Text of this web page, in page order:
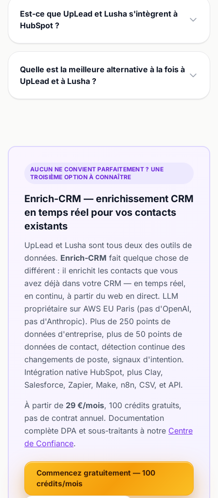
Est-ce que UpLead et Lusha s'intègrent à
HubSpot ?
Quelle est la meilleure alternative à la fois à
UpLead et à Lusha ?
AUCUN NE CONVIENT PARFAITEMENT ? UNE
TROISIÈME OPTION À CONNAÎTRE
Enrich-CRM — enrichissement CRM
en temps réel pour vos contacts
existants
UpLead et Lusha sont tous deux des outils de
données. Enrich-CRM fait quelque chose de
différent : il enrichit les contacts que vous
avez déjà dans votre CRM — en temps réel,
en continu, à partir du web en direct. LLM
propriétaire sur AWS EU Paris (pas d'OpenAI,
pas d'Anthropic). Plus de 250 points de
données d'entreprise, plus de 50 points de
données de contact, détection continue des
changements de poste, signaux d'intention.
Intégration native HubSpot, plus Clay,
Salesforce, Zapier, Make, n8n, CSV, et API.
À partir de 29 €/mois, 100 crédits gratuits,
pas de contrat annuel. Documentation
complète DPA et sous-traitants à notre Centre
de Confiance.
Commencez gratuitement — 100
crédits/mois